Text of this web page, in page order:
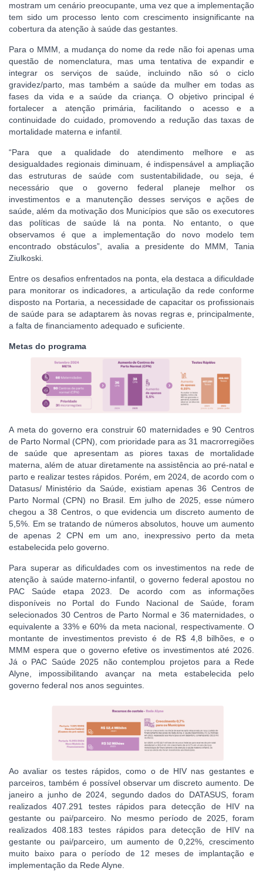
mostram um cenário preocupante, uma vez que a implementação
tem sido um processo lento com crescimento insignificante na
cobertura da atenção à saúde das gestantes.
Para o MMM, a mudança do nome da rede não foi apenas uma
questão de nomenclatura, mas uma tentativa de expandir e
integrar os serviços de saúde, incluindo não só o ciclo
gravidez/parto, mas também a saúde da mulher em todas as
fases da vida e a saúde da criança. O objetivo principal é
fortalecer a atenção primária, facilitando o acesso e a
continuidade do cuidado, promovendo a redução das taxas de
mortalidade materna e infantil.
“Para que a qualidade do atendimento melhore e as
desigualdades regionais diminuam, é indispensável a ampliação
das estruturas de saúde com sustentabilidade, ou seja, é
necessário que o governo federal planeje melhor os
investimentos e a manutenção desses serviços e ações de
saúde, além da motivação dos Municípios que são os executores
das políticas de saúde lá na ponta. No entanto, o que
observamos é que a implementação do novo modelo tem
encontrado obstáculos”, avalia a presidente do MMM, Tania
Ziulkoski.
Entre os desafios enfrentados na ponta, ela destaca a dificuldade
para monitorar os indicadores, a articulação da rede conforme
disposto na Portaria, a necessidade de capacitar os profissionais
de saúde para se adaptarem às novas regras e, principalmente,
a falta de financiamento adequado e suficiente.
Metas do programa
A meta do governo era construir 60 maternidades e 90 Centros
de Parto Normal (CPN), com prioridade para as 31 macrorregiões
de saúde que apresentam as piores taxas de mortalidade
materna, além de atuar diretamente na assistência ao pré-natal e
parto e realizar testes rápidos. Porém, em 2024, de acordo com o
Datasus/ Ministério da Saúde, existiam apenas 36 Centros de
Parto Normal (CPN) no Brasil. Em julho de 2025, esse número
chegou a 38 Centros, o que evidencia um discreto aumento de
5,5%. Em se tratando de números absolutos, houve um aumento
de apenas 2 CPN em um ano, inexpressivo perto da meta
estabelecida pelo governo.
Para superar as dificuldades com os investimentos na rede de
atenção à saúde materno-infantil, o governo federal apostou no
PAC Saúde etapa 2023. De acordo com as informações
disponíveis no Portal do Fundo Nacional de Saúde, foram
selecionados 30 Centros de Parto Normal e 36 maternidades, o
equivalente a 33% e 60% da meta nacional, respectivamente. O
montante de investimentos previsto é de R$ 4,8 bilhões, e o
MMM espera que o governo efetive os investimentos até 2026.
Já o PAC Saúde 2025 não contemplou projetos para a Rede
Alyne, impossibilitando avançar na meta estabelecida pelo
governo federal nos anos seguintes.
Ao avaliar os testes rápidos, como o de HIV nas gestantes e
parceiros, também é possível observar um discreto aumento. De
janeiro a junho de 2024, segundo dados do DATASUS, foram
realizados407.291 testes rápidos para detecção de HIV na
gestante ou pai/parceiro. No mesmo período de 2025, foram
realizados 408.183 testes rápidos para detecção de HIV na
gestante ou pai/parceiro, um aumento de 0,22%, crescimento
muito baixo para o período de 12 meses de implantação e
implementação da Rede Alyne.